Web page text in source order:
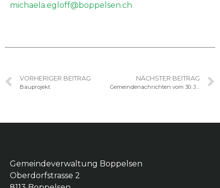
michaela.egloff@boppelsen.ch
VORHERIGER BEITRAG
Bauprojekt
NÄCHSTER BEITRAG
Gemeindeverwaltung Boppelsen
Oberdorfstrasse 2